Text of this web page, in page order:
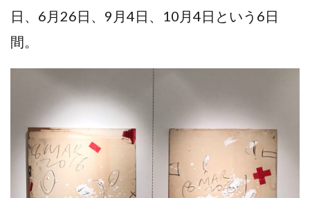
日、6月26日、9月4日、10月4日という6日
間。